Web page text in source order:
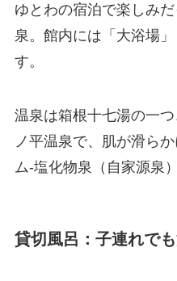
ゆとわの宿泊で楽しみ
泉。館内には「大浴場
す。
温泉は箱根十七湯の一
ノ平温泉で、肌が滑ら
ム-塩化物泉（自家源泉）
貸切風呂：子連れで